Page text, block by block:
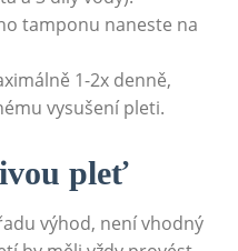
tamponu naneste na
1-2x denně,
vysušení pleti.
pleť
výhod, není vhodný